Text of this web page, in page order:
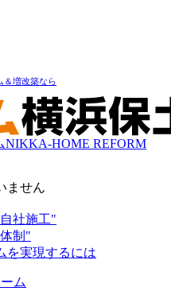
＆増改築なら
ません
NIKKA-HOME REFORM
社施工"
制"
を実現するには
ム